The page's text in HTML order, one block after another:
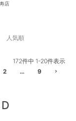
店
人気順
172件中 1-20件表示
2 … 9